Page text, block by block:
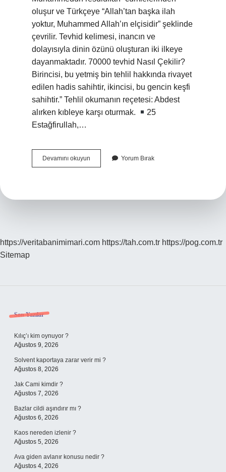
oluşur ve Türkçeye “Allah’tan başka ilah
yoktur, Muhammed Allah’ın elçisidir” şeklinde
çevrilir. Tevhid kelimesi, inancın ve
dolayısıyla dinin özünü oluşturan iki ilkeye
dayanmaktadır. 70000 tevhid Nasıl Çekilir?
Birincisi, bu yetmiş bin tehlil hakkında rivayet
edilen hadis sahihtir, ikincisi, bu gencin keşfi
sahihtir.” Tehlil okumanın reçetesi: Abdest
alırken kıbleye karşı oturmak.
25
Estağfirullah,…
Devamını okuyun
Zikri
Yorum Bırak
https://veritabanimimari.com https://tah.com.tr https://pog.com.tr
Sitemap
Sidebar
Son Yazılar
Kılıç’ı kim oynuyor ?
Ağustos 9, 2026
Solvent kaportaya zarar verir mi ?
Ağustos 8, 2026
Jak Cami kimdir ?
Ağustos 7, 2026
Bazlar cildi aşındırır mı ?
Ağustos 6, 2026
Kaos nereden izlenir ?
Ağustos 5, 2026
Ava giden avlanır konusu nedir ?
Ağustos 4, 2026